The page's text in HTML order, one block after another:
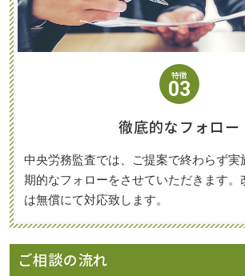
特徴
03
徹底的なフォロー
中央労務監査では、ご提案で終わらず実
期的なフォローをさせていただきます。
は無償にて対応致します。
ご相談の流れ